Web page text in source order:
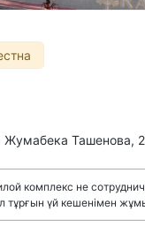
Жумабека Ташенова,
комплекс не
тұрғын үй кешенімен